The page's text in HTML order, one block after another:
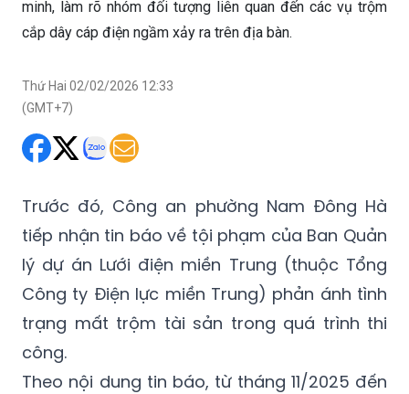
minh, làm rõ nhóm đối tượng liên quan đến các vụ trộm
cắp dây cáp điện ngầm xảy ra trên địa bàn.
Thứ Hai 02/02/2026 12:33
(GMT+7)
Trước đó, Công an phường Nam Đông Hà
tiếp nhận tin báo về tội phạm của Ban Quản
lý dự án Lưới điện miền Trung (thuộc Tổng
Công ty Điện lực miền Trung) phản ánh tình
trạng mất trộm tài sản trong quá trình thi
công.
Theo nội dung tin báo, từ tháng 11/2025 đến